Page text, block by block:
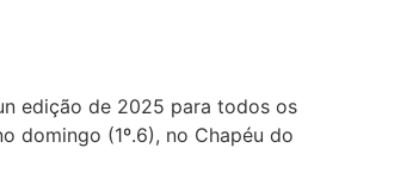
edição de 2025 para todos os
domingo (1º.6), no Chapéu do